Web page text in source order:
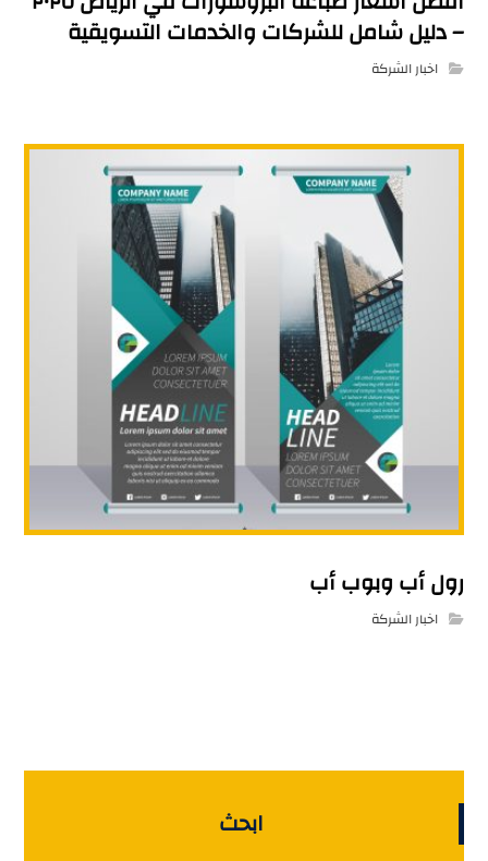
– دليل شامل للشركات والخدمات التسويقية
اخبار الشركة
رول أب وبوب أب
اخبار الشركة
ابحث